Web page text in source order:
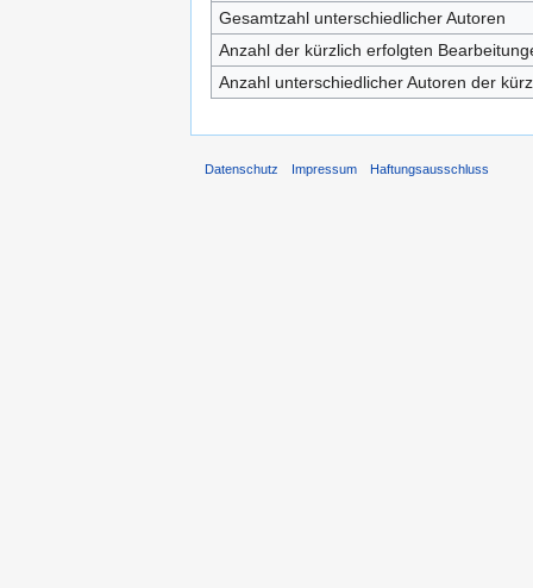
Gesamtzahl unterschiedlicher Autoren
Anzahl der kürzlich erfolgten
Anzahl unterschiedlicher Autoren der
Datenschutz Impressum Haftungsausschluss